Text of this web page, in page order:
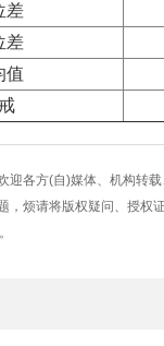
差
差
值
迎各方(自)媒体、机构转
，烦请将版权疑问、授权